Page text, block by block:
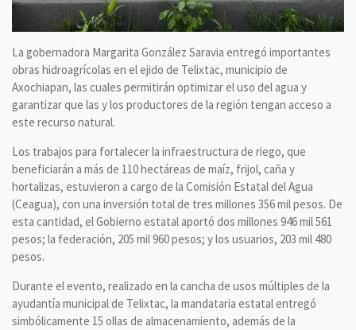
La gobernadora Margarita González Saravia entregó importantes
obras hidroagrícolas en el ejido de Telixtac, municipio de
Axochiapan, las cuales permitirán optimizar el uso del agua y
garantizar que las y los productores de la región tengan acceso a
este recurso natural.
Los trabajos para fortalecer la infraestructura de riego, que
beneficiarán a más de 110 hectáreas de maíz, frijol, caña y
hortalizas, estuvieron a cargo de la Comisión Estatal del Agua
(Ceagua), con una inversión total de tres millones 356 mil pesos. De
esta cantidad, el Gobierno estatal aportó dos millones 946 mil 561
pesos; la federación, 205 mil 960 pesos; y los usuarios, 203 mil 480
pesos.
Durante el evento, realizado en la cancha de usos múltiples de la
ayudantía municipal de Telixtac, la mandataria estatal entregó
simbólicamente 15 ollas de almacenamiento, además de la